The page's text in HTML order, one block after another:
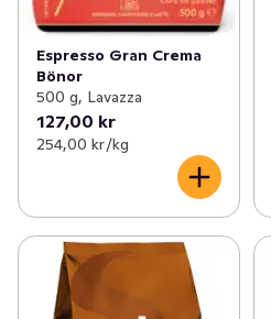
Espresso Gran Crema
Bönor
500 g, Lavazza
127,00 kr
254,00 kr /kg